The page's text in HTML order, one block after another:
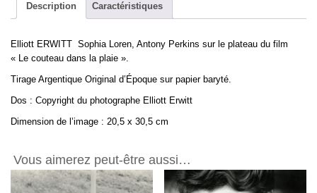
Description Caractéristiques
Elliott ERWITT Sophia Loren, Antony Perkins sur le plateau du film
« Le couteau dans la plaie ».
Tirage Argentique Original d’Époque sur papier baryté.
Dos : Copyright du photographe Elliott Erwitt
Dimension de l’image : 20,5 x 30,5 cm
Vous aimerez peut-être aussi…